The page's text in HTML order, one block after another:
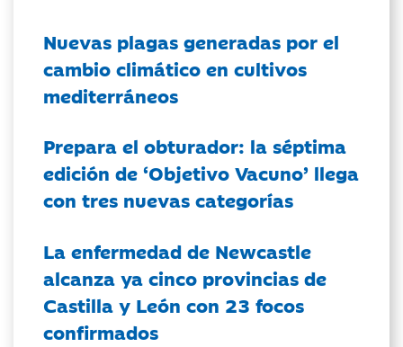
Nuevas plagas generadas por el
cambio climático en cultivos
mediterráneos
Prepara el obturador: la séptima
edición de ‘Objetivo Vacuno’ llega
con tres nuevas categorías
La enfermedad de Newcastle
alcanza ya cinco provincias de
Castilla y León con 23 focos
confirmados